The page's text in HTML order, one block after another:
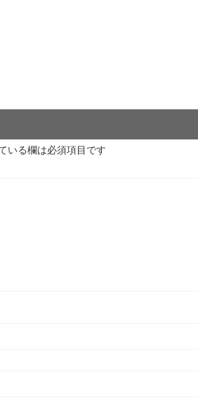
いる欄は必須項目です